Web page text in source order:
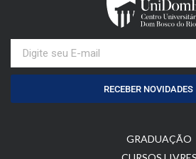
RECEBER NOVIDADES
GRADUAÇÃO